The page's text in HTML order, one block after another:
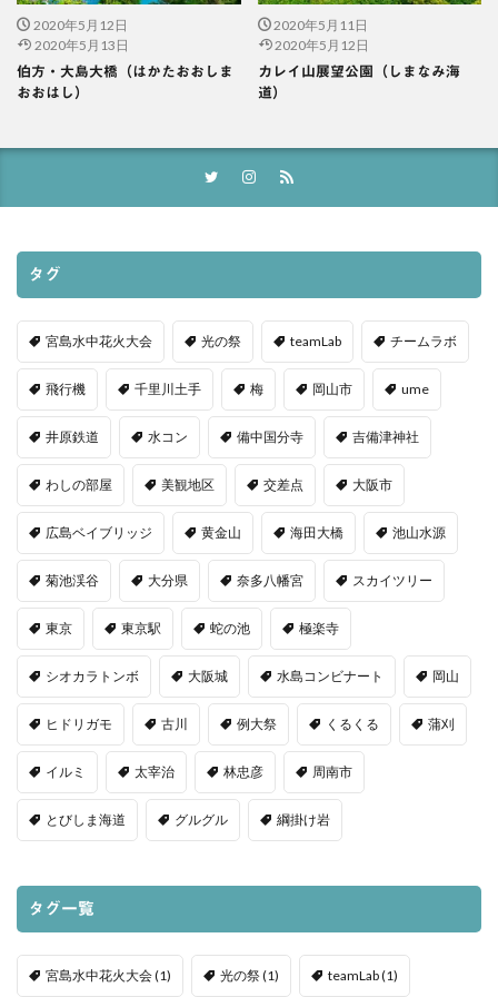
2020年5月12日
2020年5月13日
伯方・大島大橋（はかたおおしま
おおはし）
2020年5月11日
2020年5月12日
カレイ山展望公園（しまなみ海
道）
タグ
宮島水中花火大会 光の祭 teamLab チームラボ
飛行機 千里川土手 梅 岡山市 ume
井原鉄道 水コン 備中国分寺 吉備津神社
わしの部屋 美観地区 交差点 大阪市
広島ベイブリッジ 黄金山 海田大橋 池山水源
菊池渓谷 大分県 奈多八幡宮 スカイツリー
東京 東京駅 蛇の池 極楽寺
シオカラトンボ 大阪城 水島コンビナート 岡山
ヒドリガモ 古川 例大祭 くるくる 蒲刈
イルミ 太宰治 林忠彦 周南市
とびしま海道 グルグル 綱掛け岩
タグ一覧
宮島水中花火大会(1) 光の祭(1) teamLab(1)